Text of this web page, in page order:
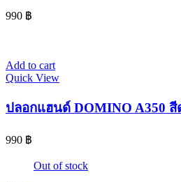
990 ฿
Add to cart
Quick View
ปลอกแฮนด์ DOMINO A350 สี
990 ฿
Out of stock